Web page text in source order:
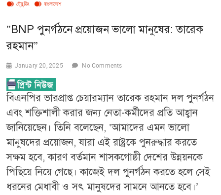
t
ট্রেন্ডিং বাংলাদেশ
“BNP পুনর্গঠনে প্রয়োজন ভালো মানুষের: তারেক
রহমান”
January 20, 2025 No Comments
বিএনপির ভারপ্রাপ্ত চেয়ারম্যান তারেক রহমান দল পুনর্গঠন
এবং শক্তিশালী করার জন্য নেতা-কর্মীদের প্রতি আহ্বান
জানিয়েছেন। তিনি বলেছেন, ‘আমাদের এমন ভালো
মানুষদের প্রয়োজন, যারা এই রাষ্ট্রকে পুনরুদ্ধার করতে
সক্ষম হবে, কারণ বর্তমান শাসকগোষ্ঠী দেশের উন্নয়নকে
পিছিয়ে নিয়ে গেছে। কাজেই দল পুনর্গঠন করতে হলে সেই
ধরনের মেধাবী ও সৎ মানুষদের সামনে আনতে হবে।’